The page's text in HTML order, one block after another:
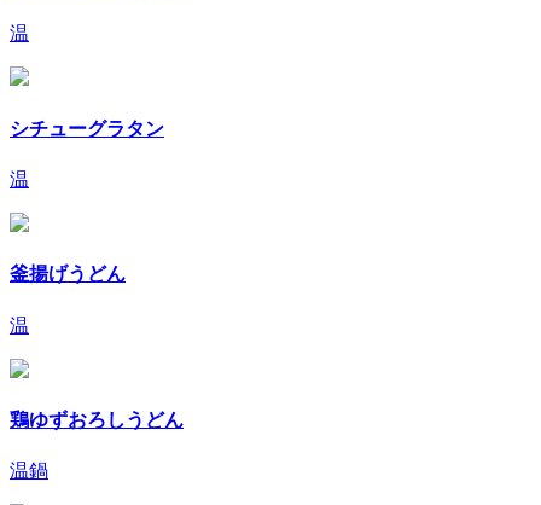
温
シチューグラタン
温
釜揚げうどん
温
鶏ゆずおろしうどん
温鍋